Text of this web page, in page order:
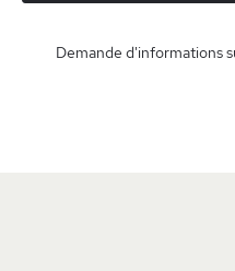
Demande d'informations